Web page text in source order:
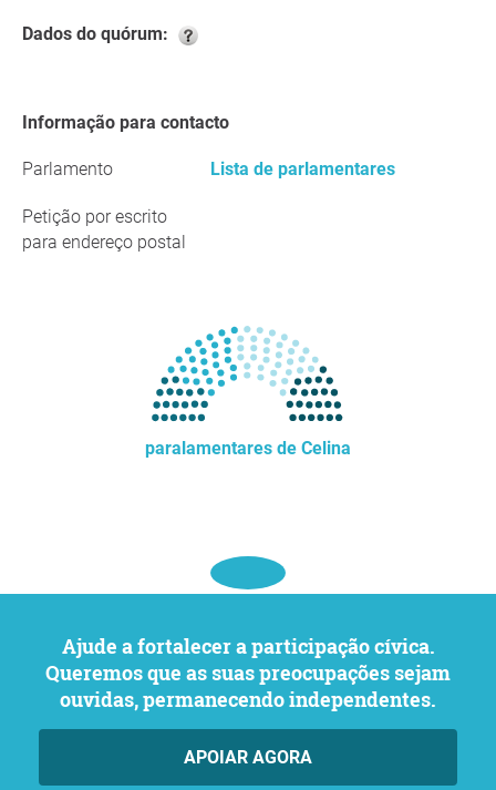
Dados do quórum:
Informação para contacto
Parlamento Lista de parlamentares
Petição por escrito
para endereço postal
paralamentares de Celina
Ajude a fortalecer a participação cívica.
Queremos que as suas preocupações sejam
ouvidas, permanecendo independentes.
APOIAR AGORA